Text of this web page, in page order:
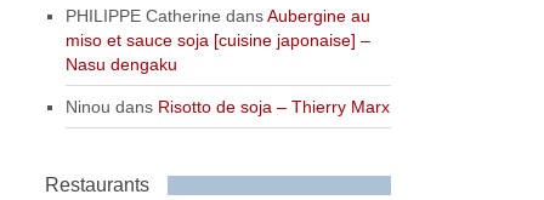
PHILIPPE Catherine dansAubergine au
miso et sauce soja [cuisine japonaise] –
Nasu dengaku
Ninou dans Risotto de soja – Thierry Marx
Restaurants